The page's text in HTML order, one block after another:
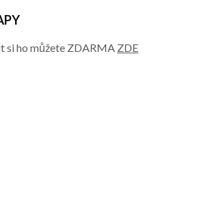
si ho můžete ZDARMA ZDE